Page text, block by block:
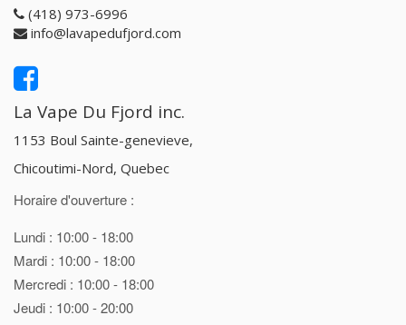
(418) 973-6996
info@lavapedufjord.com
La Vape Du Fjord inc.
1153 Boul Sainte-genevieve,
Chicoutimi-Nord, Quebec
Horaire d'ouverture :
Lundi : 10:00 - 18:00
Mardi : 10:00 - 18:00
Mercredi : 10:00 - 18:00
Jeudi : 10:00 - 20:00